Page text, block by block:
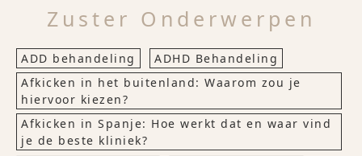
Zuster Onderwerpen
ADD behandeling
ADHD Behandeling
Afkicken in het buitenland: Waarom zou je
hiervoor kiezen?
Afkicken in Spanje: Hoe werkt dat en waar vind
je de beste kliniek?